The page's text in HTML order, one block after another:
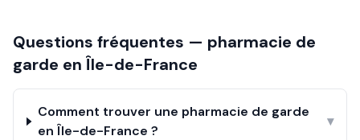
Questions fréquentes — pharmacie de
garde en Île-de-France
Comment trouver une pharmacie de garde
en Île-de-France ?
▾